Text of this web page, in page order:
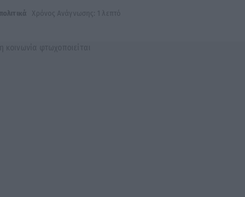
Χρόνος Ανάγνωσης: 1 λεπτό